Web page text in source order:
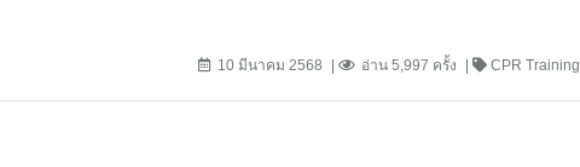
10 มีนาคม 2568 อ่าน 5,997 ครั้ง CPR Training